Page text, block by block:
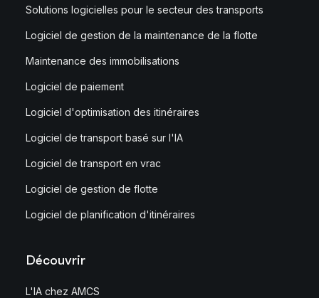
Solutions logicielles pour le secteur des transports
Logiciel de gestion de la maintenance de la flotte
Maintenance des immobilisations
Logiciel de paiement
Logiciel d'optimisation des itinéraires
Logiciel de transport basé sur l'IA
Logiciel de transport en vrac
Logiciel de gestion de flotte
Logiciel de planification d'itinéraires
Découvrir
L'IA chez AMCS